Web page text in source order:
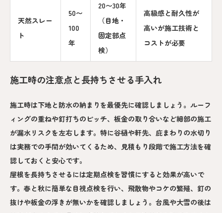
天然スレー
ト
50〜
100
年
20〜30年
（目地・
固定部点
検）
高級感と耐久性が
高いが施工技術と
コストが必要
施工時の注意点と長持ちさせる手入れ
施工時は下地と防水の納まりを最優先に確認しましょう。ルーフ
ィングの重ねや釘打ちのピッチ、板金の取り合いなど細部の施工
が漏水リスクを左右します。特に谷樋や軒先、庇まわりの水切り
は実務での手間が効いてくるため、見積もり段階で施工方法を確
認しておくと安心です。
屋根を長持ちさせるには定期点検を習慣にすると効果が高いで
す。春と秋に簡単な目視点検を行い、飛散物やコケの繁殖、釘の
抜けや板金の浮きが無いかを確認しましょう。台風や大雪の後は